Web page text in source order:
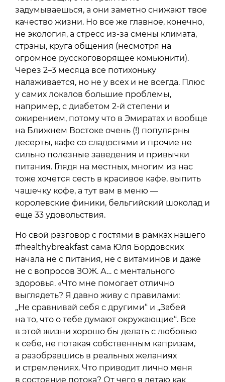
задумываешься, а они заметно снижают твое
качество жизни. Но все же главное, конечно,
не экология, а стресс из-за смены климата,
страны, круга общения (несмотря на
огромное русскоговорящее комьюнити).
Через 2–3 месяца все потихоньку
налаживается, но не у всех и не всегда. Плюс
у самих локалов большие проблемы,
например, с диабетом 2-й степени и
ожирением, потому что в Эмиратах и вообще
на Ближнем Востоке очень (!) популярны
десерты, кафе со сладостями и прочие не
сильно полезные заведения и привычки
питания. Глядя на местных, многим из нас
тоже хочется сесть в красивое кафе, выпить
чашечку кофе, а тут вам в меню —
королевские финики, бельгийский шоколад и
еще 33 удовольствия.
Но свой разговор с гостями в рамках нашего
#healthybreakfast сама Юля Бордовских
начала не с питания, не с витаминов и даже
не с вопросов ЗОЖ. А… с ментального
здоровья. «Что мне помогает отлично
выглядеть? Я давно живу с правилами:
„Не сравнивай себя с другими“ и „Забей
на то, что о тебе думают окружающие“. Все
в этой жизни хорошо бы делать с любовью
к себе, не потакая собственным капризам,
а разобравшись в реальных желаниях
и стремлениях. Что приводит лично меня
в состояние потока? От чего я летаю как